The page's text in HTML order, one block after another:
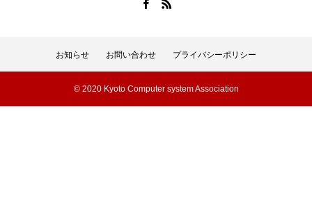
お知らせ お問い合わせ プライバシーポリシー
© 2020 Kyoto Computer system Association